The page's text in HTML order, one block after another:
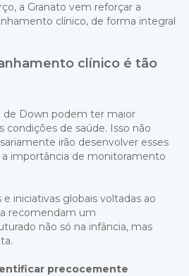
a Granato vem reforçar a
clínico, de forma integral
clínico é tão
de Down podem ter maior
condições de saúde. Isso não
irão desenvolver esses
importância de monitoramento
iniciativas globais voltadas ao
recomendam um
não só na infância, mas
precocemente